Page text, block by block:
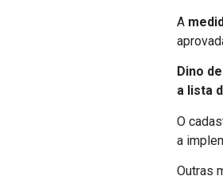
A
Dino
a lista
O
a
Outras